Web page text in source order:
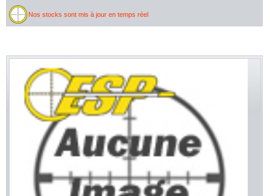
Nos stocks sont mis à jour en temps réel